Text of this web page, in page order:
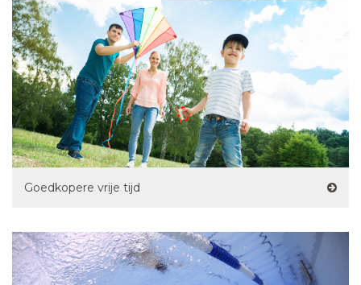
Goedkopere vrije tijd